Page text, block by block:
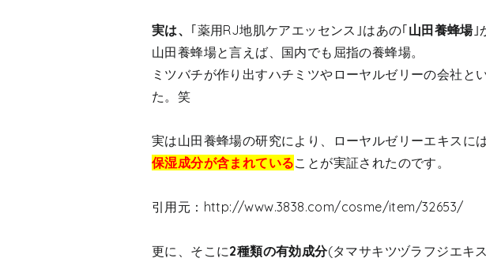
実は、 ｢薬用RJ地肌ケアエッセンス｣はあの｢山田養蜂場｣
山田養蜂場と言えば、国内でも屈指の養蜂場。
ミツバチが作り出すハチミツやローヤルゼリーの会社
た。笑
実は山田養蜂場の研究により、ローヤルゼリーエキスに
保湿成分が含まれていることが実証されたのです。
引用元：http://www.3838.com/cosme/item/32653/
更に、そこに2種類の有効成分(タマサキツヅラフジエキ